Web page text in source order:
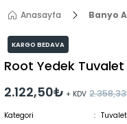
Anasayfa Banyo
KARGO BEDAVA
Root Yedek Tuvalet
2.122,50₺ + KDV
Kategori
Tuvalet